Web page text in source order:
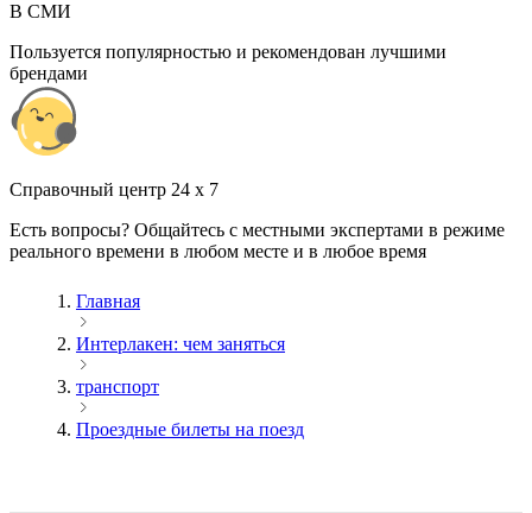
В СМИ
Пользуется популярностью и рекомендован лучшими
брендами
Cправочный центр 24 x 7
Есть вопросы? Общайтесь с местными экспертами в режиме
реального времени в любом месте и в любое время
Главная
Интерлакен: чем заняться
транспорт
Проездные билеты на поезд